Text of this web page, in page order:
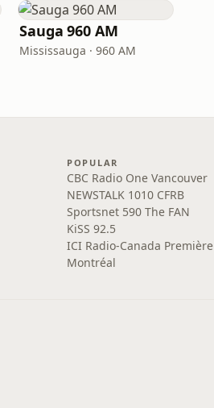
Sauga 960 AM
Mississauga · 960 AM
POPULAR
CBC Radio One Vancouver
NEWSTALK 1010 CFRB
Sportsnet 590 The FAN
KiSS 92.5
ICI Radio-Canada Première
Montréal